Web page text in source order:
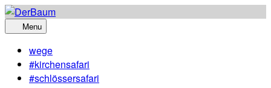
Skip
to
Menu
wege
#kirchensafari
#schlössersafari